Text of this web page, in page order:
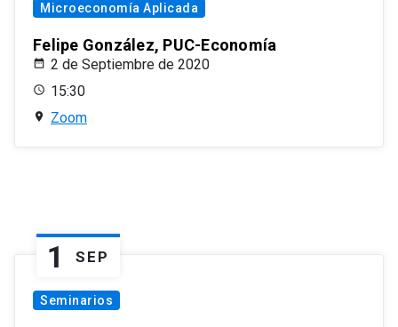
Microeconomía Aplicada
Felipe González, PUC-Economía
2 de Septiembre de 2020
15:30
Zoom
1 SEP
Seminarios